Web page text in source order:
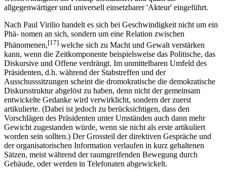
allgegenwärtiger und universell einsetzbarer 'Akteur' eingeführt.
Nach Paul Virilio handelt es sich bei Geschwindigkeit nicht um ein
Phä- nomen an sich, sondern um eine Relation zwischen
Phänomenen,[17] welche sich zu Macht und Gewalt verstärken
kann, wenn die Zeitkomponente beispielsweise das Politische, das
Diskursive und Offene verdrängt. Im unmittelbaren Umfeld des
Präsidenten, d.h. während der Stabstreffen und der
Ausschusssitzungen scheint die dromokratische die demokratische
Diskursstruktur abgelöst zu haben, denn nicht der gemeinsam
entwickelte Gedanke wird verwirklicht, sondern der zuerst
artikulierte. (Dabei ist jedoch zu berücksichtigen, dass den
Vorschlägen des Präsidenten unter Umständen auch dann mehr
Gewicht zugestanden würde, wenn sie nicht als erste artikuliert
worden sein sollten.) Der Grossteil der direktiven Gespräche und
der organisatorischen Information verlaufen in kurz gehaltenen
Sätzen, meist während der raumgreifenden Bewegung durch
Gebäude, oder werden in Telefonaten abgewickelt.